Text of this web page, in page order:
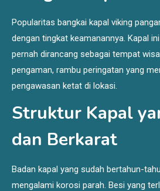
Popularitas bangkai kapal viking
dengan tingkat keamanannya. Kapal
pernah dirancang sebagai tempat
pengaman, rambu peringatan yang
pengawasan ketat di lokasi.
Struktur Kapal
dan Berkarat
Badan kapal yang sudah bertahun-
mengalami korosi parah. Besi yang